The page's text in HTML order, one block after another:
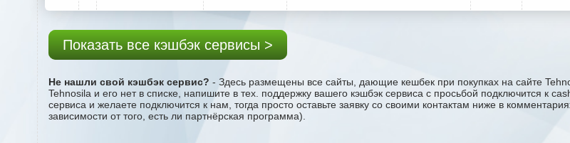
Показать все кэшбэк сервисы >
Не нашли свой кэшбэк сервис? - Здесь размещены все сайты, дающие кешбек при покупках на сайте
Tehnosila и его нет в списке, напишите в тех. поддержку вашего кэшбэк сервиса с проcьбой подключится к
сервиса и желаете подключится к нам, тогда просто оставьте заявку со своими контактам ниже в
зависимости от того, есть ли партнёрская программа).